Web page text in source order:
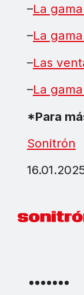
–La
–La
–Las
–La
*Para
Sonitrón